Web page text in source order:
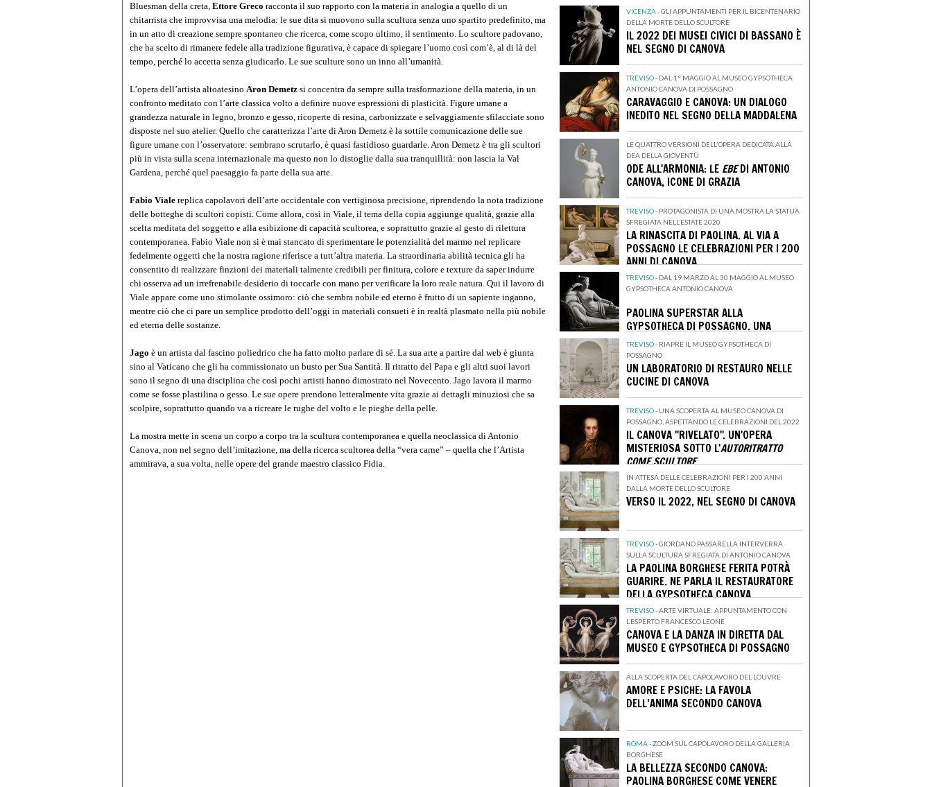
Bluesman della creta, Ettore Greco racconta il suo rapporto con la materia in analogia a quello di un
chitarrista che improvvisa una melodia: le sue dita si muovono sulla scultura senza uno spartito predefinito, ma
in un atto di creazione sempre spontaneo che ricerca, come scopo ultimo, il sentimento. Lo scultore padovano,
che ha scelto di rimanere fedele alla tradizione figurativa, è capace di spiegare l’uomo così com’è, al di là del
tempo, perché lo accetta senza giudicarlo. Le sue sculture sono un inno all’umanità.
L’opera dell’artista altoatesino Aron Demetz si concentra da sempre sulla trasformazione della materia, in un
confronto meditato con l’arte classica volto a definire nuove espressioni di plasticità. Figure umane a
grandezza naturale in legno, bronzo e gesso, ricoperte di resina, carbonizzate e selvaggiamente sfilacciate sono
disposte nel suo atelier. Quello che caratterizza l’arte di Aron Demetz è la sottile comunicazione delle sue
figure umane con l’osservatore: sembrano scrutarlo, è quasi fastidioso guardarle. Aron Demetz è tra gli scultori
più in vista sulla scena internazionale ma questo non lo distoglie dalla sua tranquillità: non lascia la Val
Gardena, perché quel paesaggio fa parte della sua arte.
Fabio Viale replica capolavori dell’arte occidentale con vertiginosa precisione, riprendendo la nota tradizione
delle botteghe di scultori copisti. Come allora, così in Viale, il tema della copia aggiunge qualità, grazie alla
scelta meditata del soggetto e alla esibizione di capacità scultorea, e soprattutto grazie al gesto di rilettura
contemporanea. Fabio Viale non si è mai stancato di sperimentare le potenzialità del marmo nel replicare
fedelmente oggetti che la nostra ragione riferisce a tutt’altra materia. La straordinaria abilità tecnica gli ha
consentito di realizzare finzioni dei materiali talmente credibili per finitura, colore e texture da saper indurre
chi osserva ad un irrefrenabile desiderio di toccarle con mano per verificare la loro reale natura. Qui il lavoro di
Viale appare come uno stimolante ossimoro: ciò che sembra nobile ed eterno è frutto di un sapiente inganno,
mentre ciò che ci pare un semplice prodotto dell’oggi in materiali consueti è in realtà plasmato nella più nobile
ed eterna delle sostanze.
Jago è un artista dal fascino poliedrico che ha fatto molto parlare di sé. La sua arte a partire dal web è giunta
sino al Vaticano che gli ha commissionato un busto per Sua Santità. Il ritratto del Papa e gli altri suoi lavori
sono il segno di una disciplina che così pochi artisti hanno dimostrato nel Novecento. Jago lavora il marmo
come se fosse plastilina o gesso. Le sue opere prendono letteralmente vita grazie ai dettagli minuziosi che sa
scolpire, soprattutto quando va a ricreare le rughe del volto e le pieghe della pelle.
La mostra mette in scena un corpo a corpo tra la scultura contemporanea e quella neoclassica di Antonio
Canova, non nel segno dell’imitazione, ma della ricerca scultorea della “vera carne” – quella che l’Artista
ammirava, a sua volta, nelle opere del grande maestro classico Fidia.
VICENZA -GLI APPUNTAMENTI PER IL BICENTENARIO
DELLA MORTE DELLO SCULTORE
IL 2022 DEI MUSEI CIVICI DI BASSANO È
NEL SEGNO DI CANOVA
TREVISO - DAL 1° MAGGIO AL MUSEO GYPSOTHECA
ANTONIO CANOVA DI POSSAGNO
CARAVAGGIO E CANOVA: UN DIALOGO
INEDITO NEL SEGNO DELLA MADDALENA
LE QUATTRO VERSIONI DELL’OPERA DEDICATA ALLA
DEA DELLA GIOVENTÙ
ODE ALL'ARMONIA: LE EBEDI ANTONIO
CANOVA, ICONE DI GRAZIA
TREVISO - PROTAGONISTA DI UNA MOSTRA LA STATUA
SFREGIATA NELL’ESTATE 2020
LA RINASCITA DI PAOLINA. AL VIA A
POSSAGNO LE CELEBRAZIONI PER I 200
ANNI DI CANOVA
TREVISO - DAL 19 MARZO AL 30 MAGGIO AL MUSEO
GYPSOTHECA ANTONIO CANOVA
PAOLINA SUPERSTAR ALLA
GYPSOTHECA DI POSSAGNO. UNA
MOSTRA RIPERCORRE LA STORIA DEL
CAPOLAVORO DI CANOVA
TREVISO - RIAPRE IL MUSEO GYPSOTHECA DI
POSSAGNO
UN LABORATORIO DI RESTAURO NELLE
CUCINE DI CANOVA
TREVISO - UNA SCOPERTA AL MUSEO CANOVA DI
POSSAGNO, ASPETTANDO LE CELEBRAZIONI DEL 2022
IL CANOVA ''RIVELATO''. UN'OPERA
MISTERIOSA SOTTO L'AUTORITRATTO
COME SCULTORE
IN ATTESA DELLE CELEBRAZIONI PER I 200 ANNI
DALLA MORTE DELLO SCULTORE
VERSO IL 2022, NEL SEGNO DI CANOVA
TREVISO -GIORDANO PASSARELLA INTERVERRÀ
SULLA SCULTURA SFREGIATA DI ANTONIO CANOVA
LA PAOLINA BORGHESE FERITA POTRÀ
GUARIRE. NE PARLA IL RESTAURATORE
DELLA GYPSOTHECA CANOVA
TREVISO -ARTE VIRTUALE: APPUNTAMENTO CON
L’ESPERTO FRANCESCO LEONE
CANOVA E LA DANZA IN DIRETTA DAL
MUSEO E GYPSOTHECA DI POSSAGNO
ALLA SCOPERTA DEL CAPOLAVORO DEL LOUVRE
AMORE E PSICHE: LA FAVOLA
DELL’ANIMA SECONDO CANOVA
ROMA -ZOOM SUL CAPOLAVORO DELLA GALLERIA
BORGHESE
LA BELLEZZA SECONDO CANOVA:
PAOLINA BORGHESE COME VENERE